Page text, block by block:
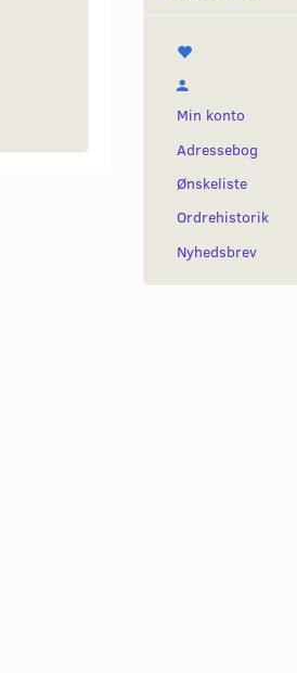
Min konto
Adressebog
Ønskeliste
Ordrehistorik
Nyhedsbrev